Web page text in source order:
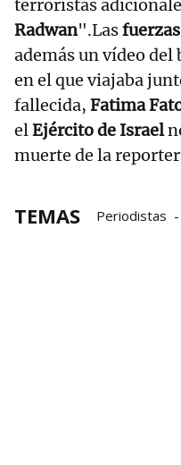
terroristas
Radwan".Las
además un vídeo
en el que viajaba
fallecida, Fatima
elEjército de Israel
muerte de la
TEMAS Periodistas